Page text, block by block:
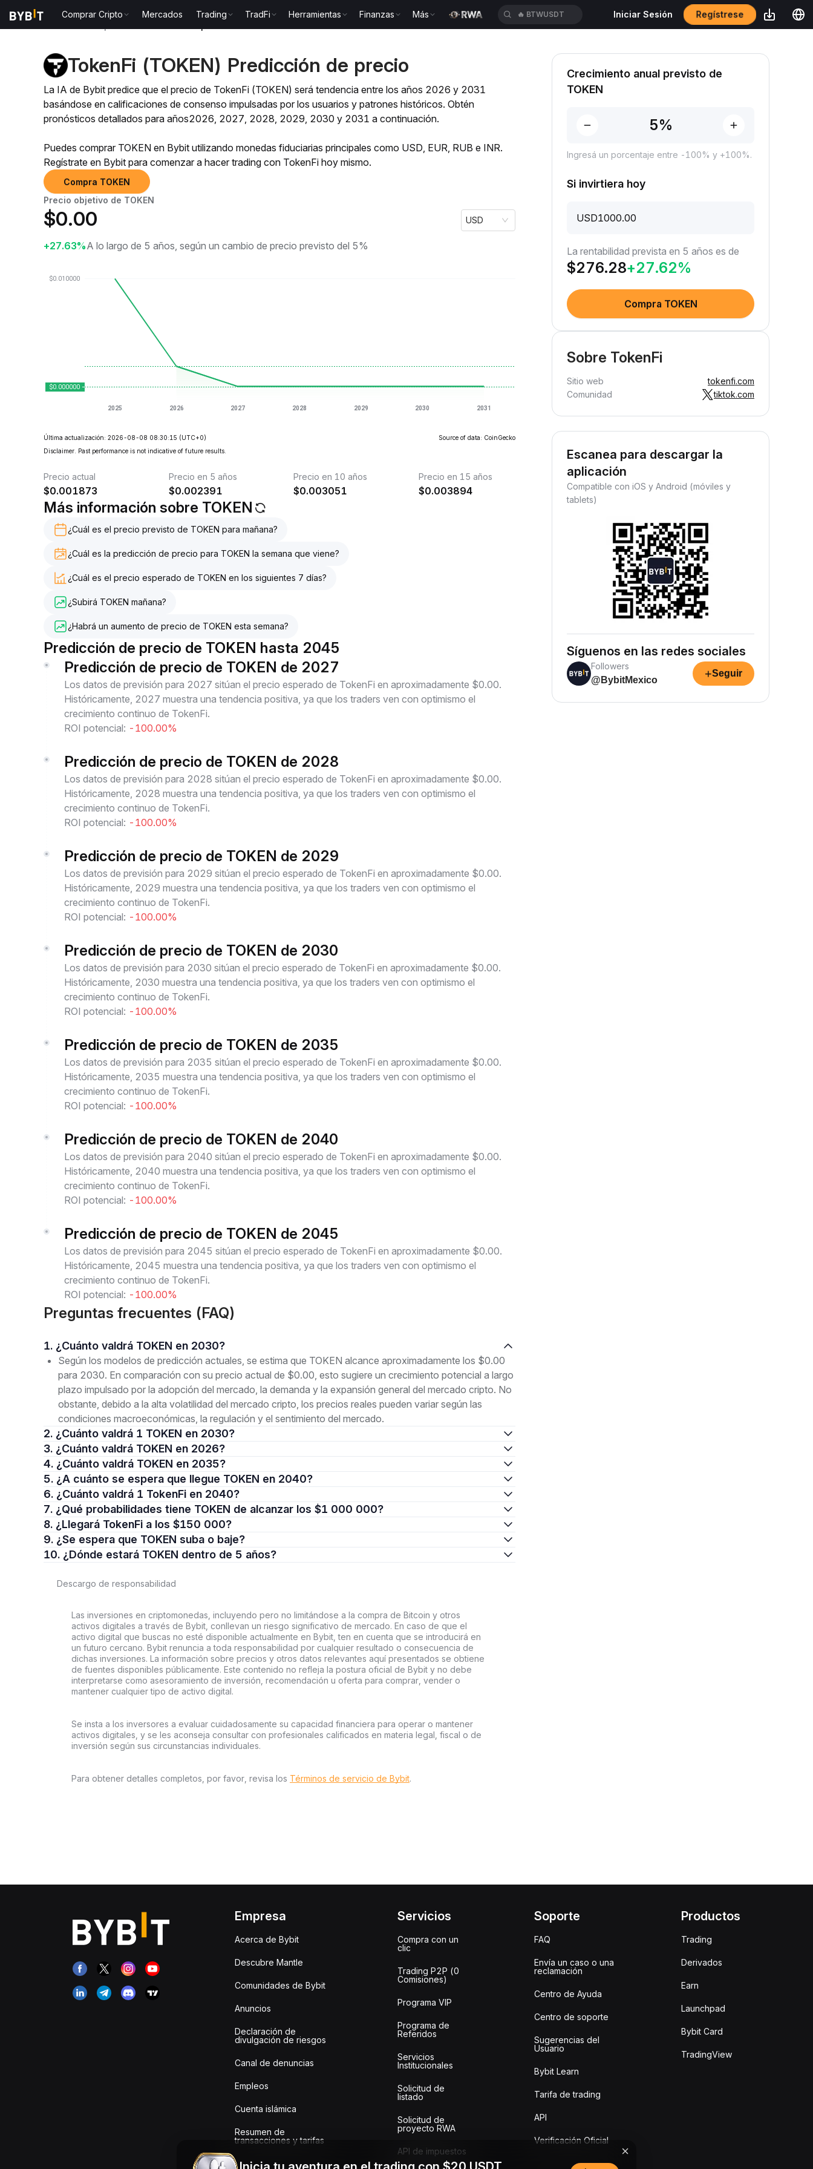
Comprar Cripto Mercados Trading TradFi Herramientas Finanzas Más 🔥 BTWUSDT Iniciar Sesión Regístrese
TokenFi (TOKEN) Predicción de precio
La IA de Bybit predice que el precio de TokenFi (TOKEN) será tendencia entre los años 2026 y 2031
basándose en calificaciones de consenso impulsadas por los usuarios y patrones históricos. Obtén
pronósticos detallados para años2026, 2027, 2028, 2029, 2030 y 2031 a continuación.
Puedes comprar TOKEN en Bybit utilizando monedas fiduciarias principales como USD, EUR, RUB e INR.
Regístrate en Bybit para comenzar a hacer trading con TokenFi hoy mismo.
Compra TOKEN
Precio objetivo de TOKEN
$0.00 USD
+27.63%A lo largo de 5 años, según un cambio de precio previsto del 5%
Última actualización: 2026-08-08 08:30:15 (UTC+0)
Source of data: CoinGecko
Disclaimer. Past performance is not indicative of future results.
Precio actual
$0.001873
Precio en 5 años
$0.002391
Precio en 10 años
$0.003051
Precio en 15 años
$0.003894
Más información sobre TOKEN
¿Cuál es el precio previsto de TOKEN para mañana?
¿Cuál es la predicción de precio para TOKEN la semana que viene?
¿Cuál es el precio esperado de TOKEN en los siguientes 7 días?
¿Subirá TOKEN mañana?
¿Habrá un aumento de precio de TOKEN esta semana?
Predicción de precio de TOKEN hasta 2045
Predicción de precio de TOKEN de 2027
Los datos de previsión para 2027 sitúan el precio esperado de TokenFi en aproximadamente $0.00.
Históricamente, 2027 muestra una tendencia positiva, ya que los traders ven con optimismo el
crecimiento continuo de TokenFi.
ROI potencial: -100.00%
Predicción de precio de TOKEN de 2028
Los datos de previsión para 2028 sitúan el precio esperado de TokenFi en aproximadamente $0.00.
Históricamente, 2028 muestra una tendencia positiva, ya que los traders ven con optimismo el
crecimiento continuo de TokenFi.
ROI potencial: -100.00%
Predicción de precio de TOKEN de 2029
Los datos de previsión para 2029 sitúan el precio esperado de TokenFi en aproximadamente $0.00.
Históricamente, 2029 muestra una tendencia positiva, ya que los traders ven con optimismo el
crecimiento continuo de TokenFi.
ROI potencial: -100.00%
Predicción de precio de TOKEN de 2030
Los datos de previsión para 2030 sitúan el precio esperado de TokenFi en aproximadamente $0.00.
Históricamente, 2030 muestra una tendencia positiva, ya que los traders ven con optimismo el
crecimiento continuo de TokenFi.
ROI potencial: -100.00%
Predicción de precio de TOKEN de 2035
Los datos de previsión para 2035 sitúan el precio esperado de TokenFi en aproximadamente $0.00.
Históricamente, 2035 muestra una tendencia positiva, ya que los traders ven con optimismo el
crecimiento continuo de TokenFi.
ROI potencial: -100.00%
Predicción de precio de TOKEN de 2040
Los datos de previsión para 2040 sitúan el precio esperado de TokenFi en aproximadamente $0.00.
Históricamente, 2040 muestra una tendencia positiva, ya que los traders ven con optimismo el
crecimiento continuo de TokenFi.
ROI potencial: -100.00%
Predicción de precio de TOKEN de 2045
Los datos de previsión para 2045 sitúan el precio esperado de TokenFi en aproximadamente $0.00.
Históricamente, 2045 muestra una tendencia positiva, ya que los traders ven con optimismo el
crecimiento continuo de TokenFi.
ROI potencial: -100.00%
Preguntas frecuentes (FAQ)
1. ¿Cuánto valdrá TOKEN en 2030?
Según los modelos de predicción actuales, se estima que TOKEN alcance aproximadamente los $0.00
para 2030. En comparación con su precio actual de $0.00, esto sugiere un crecimiento potencial a largo
plazo impulsado por la adopción del mercado, la demanda y la expansión general del mercado cripto. No
obstante, debido a la alta volatilidad del mercado cripto, los precios reales pueden variar según las
condiciones macroeconómicas, la regulación y el sentimiento del mercado.
2. ¿Cuánto valdrá 1 TOKEN en 2030?
3. ¿Cuánto valdrá TOKEN en 2026?
4. ¿Cuánto valdrá TOKEN en 2035?
5. ¿A cuánto se espera que llegue TOKEN en 2040?
6. ¿Cuánto valdrá 1 TokenFi en 2040?
7. ¿Qué probabilidades tiene TOKEN de alcanzar los $1 000 000?
8. ¿Llegará TokenFi a los $150 000?
9. ¿Se espera que TOKEN suba o baje?
10. ¿Dónde estará TOKEN dentro de 5 años?
Descargo de responsabilidad
Las inversiones en criptomonedas, incluyendo pero no limitándose a la compra de Bitcoin y otros
activos digitales a través de Bybit, conllevan un riesgo significativo de mercado. En caso de que el
activo digital que buscas no esté disponible actualmente en Bybit, ten en cuenta que se introducirá en
un futuro cercano. Bybit renuncia a toda responsabilidad por cualquier resultado o consecuencia de
dichas inversiones. La información sobre precios y otros datos relevantes aquí presentados se obtiene
de fuentes disponibles públicamente. Este contenido no refleja la postura oficial de Bybit y no debe
interpretarse como asesoramiento de inversión, recomendación u oferta para comprar, vender o
mantener cualquier tipo de activo digital.
Se insta a los inversores a evaluar cuidadosamente su capacidad financiera para operar o mantener
activos digitales, y se les aconseja consultar con profesionales calificados en materia legal, fiscal o de
inversión según sus circunstancias individuales.
Para obtener detalles completos, por favor, revisa los Términos de servicio de Bybit.
Crecimiento anual previsto de
TOKEN
Ingresá un porcentaje entre -100% y +100%.
Si invirtiera hoy
USD
La rentabilidad prevista en 5 años es de
$276.28+27.62%
Compra TOKEN
Sobre TokenFi
Sitio web
tokenfi.com
Comunidad
tiktok.com
Escanea para descargar la
aplicación
Compatible con iOS y Android (móviles y
tablets)
Síguenos en las redes sociales
Followers
@BybitMexico
+Seguir
Empresa
Acerca de Bybit
Descubre Mantle
Comunidades de Bybit
Anuncios
Declaración de
divulgación de riesgos
Canal de denuncias
Empleos
Cuenta islámica
Resumen de
transacciones y tarifas
Servicios
Compra con un
clic
Trading P2P (0
Comisiones)
Programa VIP
Programa de
Referidos
Servicios
Institucionales
Solicitud de
listado
Solicitud de
proyecto RWA
API de impuestos
Soporte
FAQ
Envía un caso o una
reclamación
Centro de Ayuda
Centro de soporte
Sugerencias del
Usuario
Bybit Learn
Tarifa de trading
API
Verificación Oficial
Productos
Trading
Derivados
Earn
Launchpad
Bybit Card
TradingView